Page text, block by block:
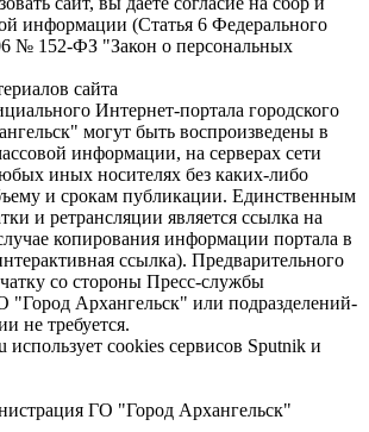
информации (Статья 6 Федерального
№ 152-ФЗ "Закон о персональных
сайта
Интернет-портала городского
могут быть воспроизведены в
информации, на серверах сети
иных носителях без каких-либо
и срокам публикации. Единственным
и ретрансляции является ссылка на
копирования информации портала в
ссылка). Предварительного
со стороны Пресс-службы
Архангельск" или подразделений-
не требуется.
cookies сервисов Sputnik и
ГО "Город Архангельск"